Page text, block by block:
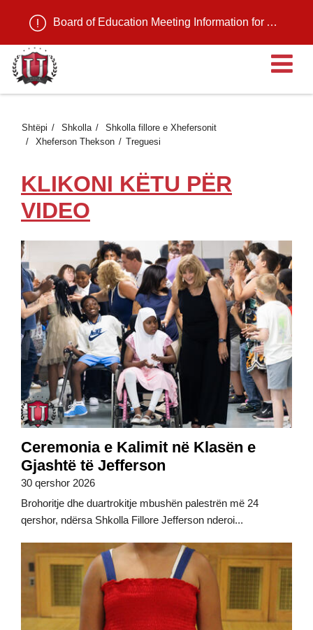
Board of Education Meeting Information for August 11, 2026
Shtëpi Shkolla
Shkolla fillore e Xhefersonit
Xheferson Thekson
Treguesi
KLIKONI KËTU PËR
VIDEO
Ceremonia e Kalimit në Klasën e
Gjashtë të Jefferson
30 qershor 2026
Brohoritje dhe duartrokitje mbushën palestrën më 24
qershor, ndërsa Shkolla Fillore Jefferson nderoi...